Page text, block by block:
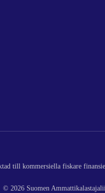
till kommersiella fiskare
© 2026 Suomen